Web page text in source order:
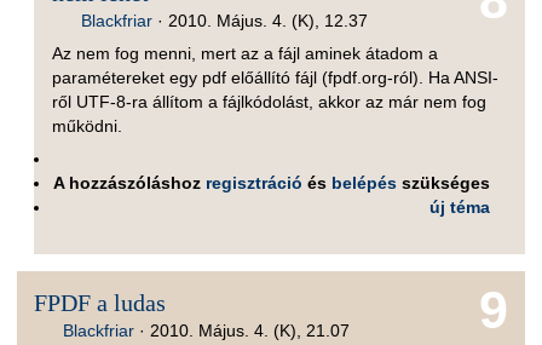
Blackfriar· 2010. Május. 4. (K), 12.37
Az nem fog menni, mert az a fájl aminek átadom a
paramétereket egy pdf előállító fájl (fpdf.org-ról). Ha ANSI-
ről UTF-8-ra állítom a fájlkódolást, akkor az már nem fog
működni.
A hozzászóláshoz regisztráció és belépés szükséges
új téma
9
FPDF a ludas
Blackfriar · 2010. Május. 4. (K), 21.07